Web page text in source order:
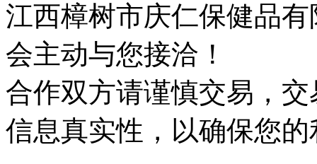
江西樟树市庆仁保健品有
会主动与您接洽！
合作双方请谨慎交易，
信息真实性，以确保您